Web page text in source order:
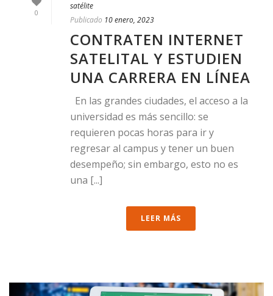
0
satélite
Publicado 10 enero, 2023
CONTRATEN INTERNET
SATELITAL Y ESTUDIEN
UNA CARRERA EN LÍNEA
En las grandes ciudades, el acceso a la
universidad es más sencillo: se
requieren pocas horas para ir y
regresar al campus y tener un buen
desempeño; sin embargo, esto no es
una [...]
LEER MÁS